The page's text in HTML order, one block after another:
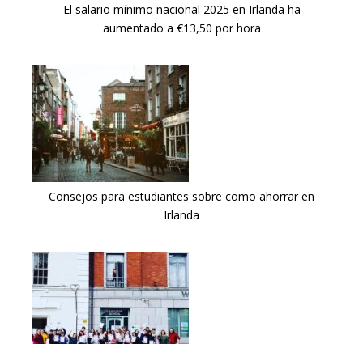
El salario mínimo nacional 2025 en Irlanda ha
aumentado a €13,50 por hora
Consejos para estudiantes sobre como ahorrar en
Irlanda